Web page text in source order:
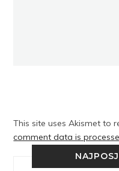
This site uses Akismet to
comment data is